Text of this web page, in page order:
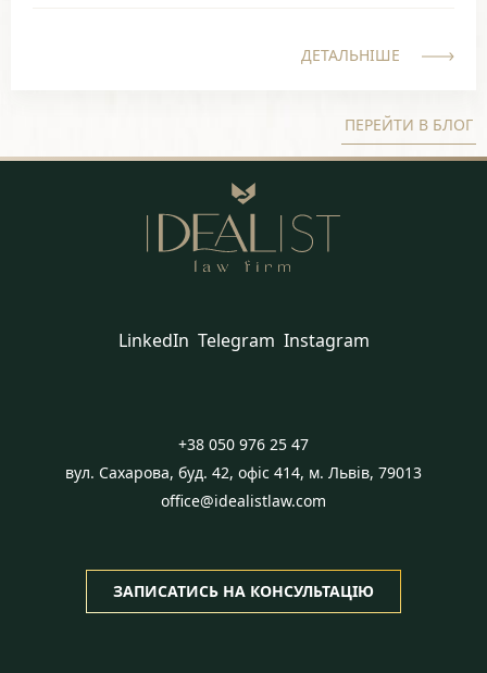
ДЕТАЛЬНІШЕ
ПЕРЕЙТИ В БЛОГ
LinkedIn Telegram Instagram
+38 050 976 25 47
вул. Сахарова, буд. 42, офіс 414, м. Львів, 79013
office@idealistlaw.com
ЗАПИСАТИСЬ НА КОНСУЛЬТАЦІЮ